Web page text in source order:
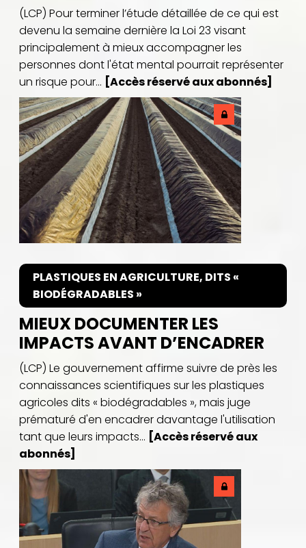
(LCP) Pour terminer l’étude détaillée de ce qui est
devenu la semaine dernière la Loi 23 visant
principalement à mieux accompagner les
personnes dont l'état mental pourrait représenter
un risque pour... [Accès réservé aux abonnés]
PLASTIQUES EN AGRICULTURE, DITS «
BIODÉGRADABLES »
MIEUX DOCUMENTER LES
IMPACTS AVANT D’ENCADRER
(LCP) Le gouvernement affirme suivre de près les
connaissances scientifiques sur les plastiques
agricoles dits « biodégradables », mais juge
prématuré d'en encadrer davantage l'utilisation
tant que leurs impacts... [Accès réservé aux
abonnés]